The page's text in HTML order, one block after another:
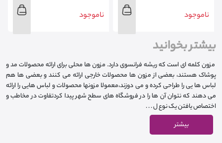
ناموجود ناموجود
بیشتر بخوانید
مزون کلمه ای است که ریشه فرانسوی دارد. مزون ها محلی برای ارائه محصولات مد و
پوشاک هستند، بعضی از مزون ها محصولات خارجی ارائه می کنند و بعضی ها هم
لباس ها یی را طراحی کرده و می دوزند،معمولا مزونها محصولات و لباس هایی را ارائه
می دهند که نتوان آن ها را در فروشگاه های سطح شهر پیدا کردتفاوت در مخاطب و
اختصاص یافتن یک نوع ل . . .
بیشتر